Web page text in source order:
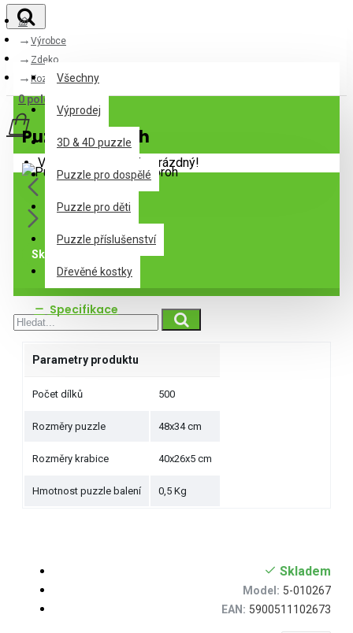
Všechny
Všechny
Výprodej
3D & 4D puzzle
Puzzle pro dospělé
Puzzle pro děti
Puzzle příslušenství
Dřevěné kostky
0 položek - 0Kč
Váš nákupní košík je prázdný!
Výrobce
Zdeko
Kozoroh
Puzzle Kozoroh
Skladem
Specifikace
Parametry produktu
Počet dílků 500
Rozměry puzzle 48x34 cm
Rozměry krabice 40x26x5 cm
Hmotnost puzzle balení 0,5 Kg
Skladem
Model: 5-010267
EAN: 5900511102673